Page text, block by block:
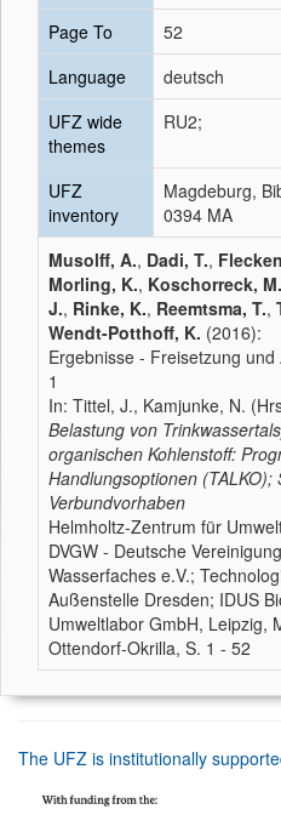
Page To
52
Language
deutsch
UFZ wide
themes
RU2;
UFZ
inventory
Magdeburg,
0394 MA
Musolff, A., Dadi, T.,
Morling, K., Koschorreck, M.
J., Rinke, K., Reemtsma, T.,
Wendt-Potthoff, K. (2016):
Ergebnisse - Freisetzung
1
In: Tittel, J., Kamjunke, N.
Belastung von
organischen Kohlenstoff:
Handlungsoptionen (TALKO);
Verbundvorhaben
Helmholtz-Zentrum für
DVGW - Deutsche
Wasserfaches e.V.;
Außenstelle Dresden; IDUS
Umweltlabor GmbH, Leipzig,
Ottendorf-Okrilla, S. 1 - 52
The UFZ is institutionally